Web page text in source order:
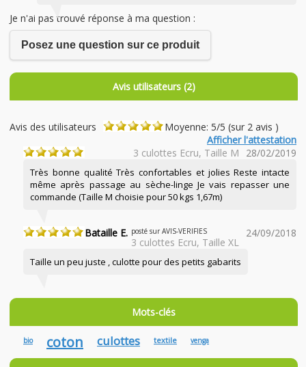
Je n'ai pas trouvé réponse à ma question :
Posez une question sur ce produit
Avis utilisateurs (2)
Avis des utilisateurs
Moyenne: 5/5 (sur 2 avis )
Afficher l'attestation
28/02/2019
3 culottes Ecru, Taille M
Très bonne qualité Très confortables et jolies Reste intacte
même après passage au sèche-linge Je vais repasser une
commande (Taille M choisie pour 50 kgs 1,67m)
Bataille E. posté sur AVIS-VERIFIES 24/09/2018
3 culottes Ecru, Taille XL
Taille un peu juste , culotte pour des petits gabarits
Mots-clés
bio coton culottes textile venga